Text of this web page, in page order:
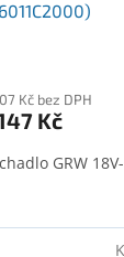
Kč bez DPH
Kč
GRW